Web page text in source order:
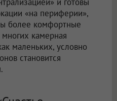
«на периферии»,
более комфортные
камерная
маленьких, условно
становится